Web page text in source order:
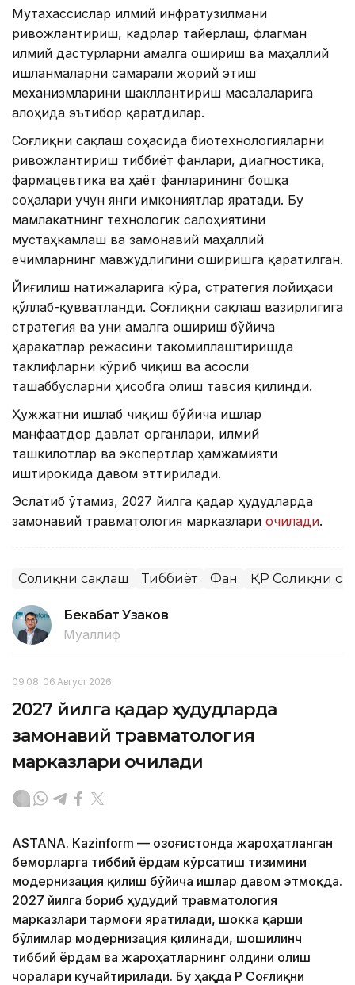
Мутахассислар илмий инфратузилмани
ривожлантириш, кадрлар тайёрлаш, флагман
илмий дастурларни амалга ошириш ва маҳаллий
ишланмаларни самарали жорий этиш
механизмларини шакллантириш масалаларига
алоҳида эътибор қаратдилар.
Соғлиқни сақлаш соҳасида биотехнологияларни
ривожлантириш тиббиёт фанлари, диагностика,
фармацевтика ва ҳаёт фанларининг бошқа
соҳалари учун янги имкониятлар яратади. Бу
мамлакатнинг технологик салоҳиятини
мустаҳкамлаш ва замонавий маҳаллий
ечимларнинг мавжудлигини оширишга қаратилган.
Йиғилиш натижаларига кўра, стратегия лойиҳаси
қўллаб-қувватланди. Соғлиқни сақлаш вазирлигига
стратегия ва уни амалга ошириш бўйича
ҳаракатлар режасини такомиллаштиришда
таклифларни кўриб чиқиш ва асосли
ташаббусларни ҳисобга олиш тавсия қилинди.
Ҳужжатни ишлаб чиқиш бўйича ишлар
манфаатдор давлат органлари, илмий
ташкилотлар ва экспертлар ҳамжамияти
иштирокида давом эттирилади.
Эслатиб ўтамиз, 2027 йилга қадар ҳудудларда
замонавий травматология марказлари очилади.
Соғлиқни сақлаш Тиббиёт Фан ҚР Соғлиқни
Бекабат Узаков
Муаллиф
09:08, 06 Август 2026
2027 йилга қадар ҳудудларда
замонавий травматология
марказлари очилади
ASTANА. Кazinform — Қозоғистонда жароҳатланган
беморларга тиббий ёрдам кўрсатиш тизимини
модернизация қилиш бўйича ишлар давом этмоқда.
2027 йилга бориб ҳудудий травматология
марказлари тармоғи яратилади, шокка қарши
бўлимлар модернизация қилинади, шошилинч
тиббий ёрдам ва жароҳатларнинг олдини олиш
чоралари кучайтирилади. Бу ҳақда ҚР Соғлиқни